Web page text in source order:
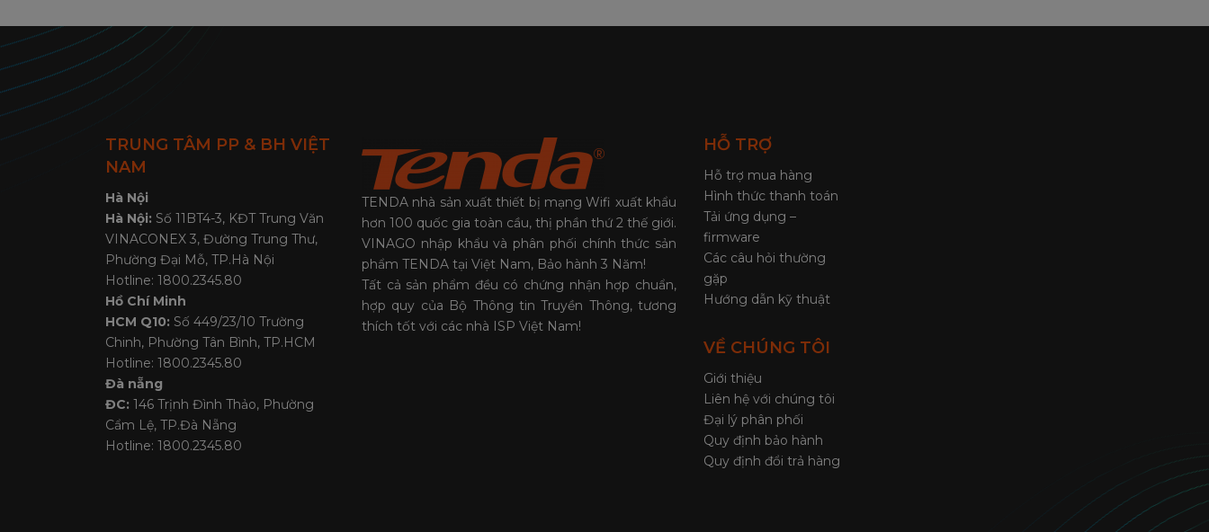
TRUNG TÂM PP & BH VIỆT
NAM
Hà Nội
Hà Nội: Số 11BT4-3, KĐT Trung Văn
VINACONEX 3, Đường Trung Thư,
Phường Đại Mỗ, TP.Hà Nội
Hotline: 1800.2345.80
Hồ Chí Minh
HCM Q10: Số 449/23/10 Trường
Chinh, Phường Tân Bình, TP.HCM
Hotline: 1800.2345.80
Đà nẵng
ĐC: 146 Trịnh Đình Thảo, Phường
Cẩm Lệ, TP.Đà Nẵng
Hotline: 1800.2345.80
TENDA nhà sản xuất thiết bị mạng Wifi xuất khẩu
hơn 100 quốc gia toàn cầu, thị phần thứ 2 thế giới.
VINAGO nhập khẩu và phân phối chính thức sản
phẩm TENDA tại Việt Nam, Bảo hành 3 Năm!
Tất cả sản phẩm đều có chứng nhận hợp chuẩn,
hợp quy của Bộ Thông tin Truyền Thông, tương
thích tốt với các nhà ISP Việt Nam!
HỖ TRỢ
Hỗ trợ mua hàng
Hình thức thanh toán
Tải ứng dụng –
firmware
Các câu hỏi thường
gặp
Hướng dẫn kỹ thuật
VỀ CHÚNG TÔI
Giới thiệu
Liên hệ với chúng tôi
Đại lý phân phối
Quy định bảo hành
Quy định đổi trả hàng